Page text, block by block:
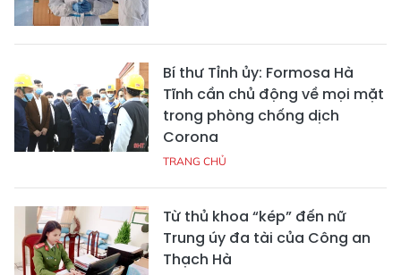
Bí thư Tỉnh ủy: Formosa Hà
Tĩnh cần chủ động về mọi mặt
trong phòng chống dịch
Corona
TRANG CHỦ
Từ thủ khoa “kép” đến nữ
Trung úy đa tài của Công an
Thạch Hà